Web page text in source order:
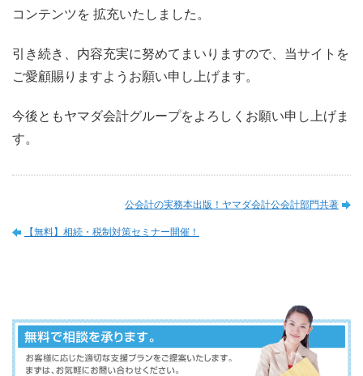
コンテンツを 拡充いたしました。
引き続き、内容充実に努めてまいりますので、当サイトを
ご愛顧賜りますようお願い申し上げます。
今後ともヤマダ会計グループをよろしくお願い申し上げま
す。
公会計の実務本出版！ヤマダ会計公会計部門共著
【無料】相続・税制対策セミナー開催！